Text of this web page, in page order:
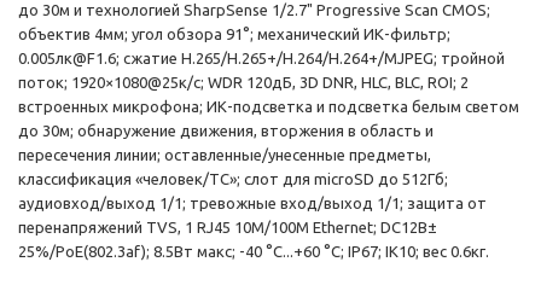
до 30м и технологией SharpSense 1/2.7" Progressive Scan CMOS;
объектив 4мм; угол обзора 91°; механический ИК-фильтр;
0.005лк@F1.6; сжатие H.265/H.265+/H.264/H.264+/MJPEG; тройной
поток; 1920×1080@25к/с; WDR 120дБ, 3D DNR, HLC, BLC, ROI; 2
встроенных микрофона; ИК-подсветка и подсветка белым светом
до 30м; обнаружение движения, вторжения в область и
пересечения линии; оставленные/унесенные предметы,
классификация «человек/ТС»; слот для microSD до 512Гб;
аудиовход/выход 1/1; тревожные вход/выход 1/1; защита от
перенапряжений TVS, 1 RJ45 10M/100M Ethernet; DC12В±
25%/PoE(802.3af); 8.5Вт макс; -40 °C...+60 °C; IP67; IK10; вес 0.6кг.